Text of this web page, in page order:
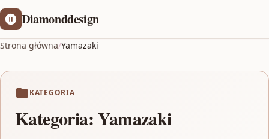
Diamonddesign
Strona główna/Yamazaki
KATEGORIA
Kategoria:Yamazaki